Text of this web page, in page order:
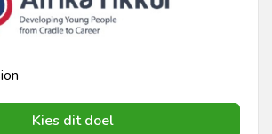
Kies dit doel